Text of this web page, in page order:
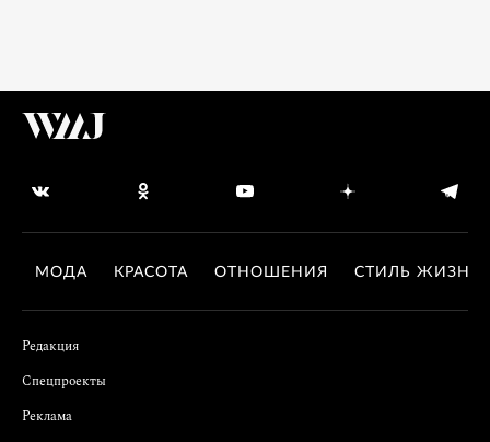
МОДА КРАСОТА ОТНОШЕНИЯ СТИЛЬ ЖИЗНИ
Редакция
Спецпроекты
Реклама